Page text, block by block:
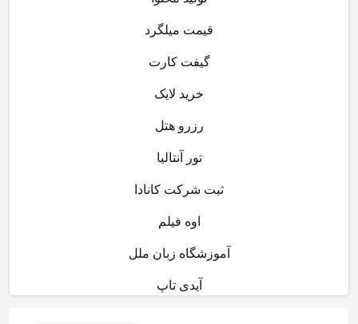
قیمت میلگرد
گیفت کارت
خرید لایک
رزرو هتل
تور آنتالیا
ثبت شرکت کانادا
اوه فیلم
آموزشگاه زبان ملل
آیدی تاپ